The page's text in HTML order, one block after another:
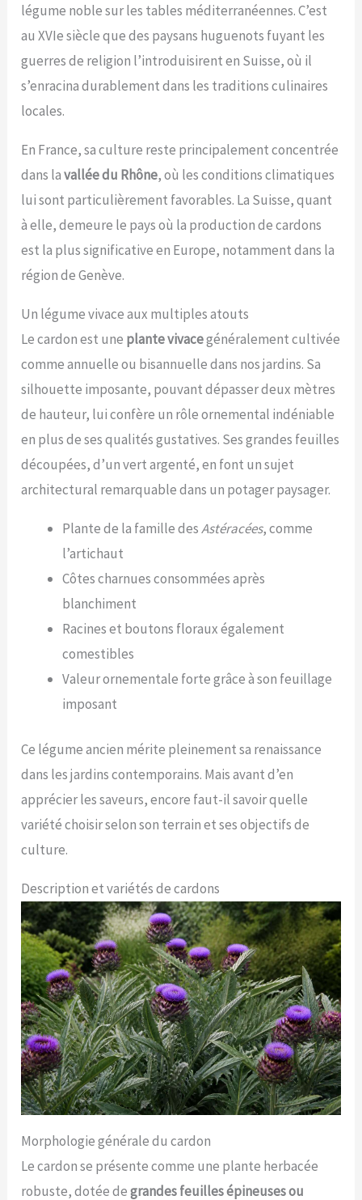
légume noble sur les tables méditerranéennes. C’est
au XVIe siècle que des paysans huguenots fuyant les
guerres de religion l’introduisirent en Suisse, où il
s’enracina durablement dans les traditions culinaires
locales.
En France, sa culture reste principalement concentrée
dans lavallée du Rhône, où les conditions climatiques
lui sont particulièrement favorables. La Suisse, quant
à elle, demeure le pays où la production de cardons
est la plus significative en Europe, notamment dans la
région de Genève.
Un légume vivace aux multiples atouts
Le cardon est une plante vivacegénéralement cultivée
comme annuelle ou bisannuelle dans nos jardins. Sa
silhouette imposante, pouvant dépasser deux mètres
de hauteur, lui confère un rôle ornemental indéniable
en plus de ses qualités gustatives. Ses grandes feuilles
découpées, d’un vert argenté, en font un sujet
architectural remarquable dans un potager paysager.
Plante de la famille desAstéracées, comme
l’artichaut
Côtes charnues consommées après
blanchiment
Racines et boutons floraux également
comestibles
Valeur ornementale forte grâce à son feuillage
imposant
Ce légume ancien mérite pleinement sa renaissance
dans les jardins contemporains. Mais avant d’en
apprécier les saveurs, encore faut-il savoir quelle
variété choisir selon son terrain et ses objectifs de
culture.
Description et variétés de cardons
Morphologie générale du cardon
Le cardon se présente comme une plante herbacée
robuste, dotée degrandes feuilles épineuses ou